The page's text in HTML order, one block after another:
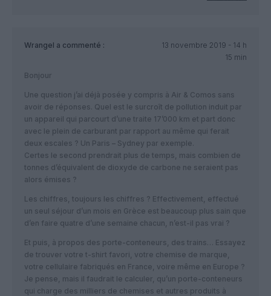
Wrangel a commenté :
13 novembre 2019 - 14 h
15 min
Bonjour
Une question j’ai déjà posée y compris à Air & Comos sans
avoir de réponses. Quel est le surcroît de pollution induit par
un appareil qui parcourt d’une traite 17’000 km et part donc
avec le plein de carburant par rapport au même qui ferait
deux escales ? Un Paris – Sydney par exemple.
Certes le second prendrait plus de temps, mais combien de
tonnes d’équivalent de dioxyde de carbone ne seraient pas
alors émises ?
Les chiffres, toujours les chiffres ? Effectivement, effectué
un seul séjour d’un mois en Grèce est beaucoup plus sain que
d’en faire quatre d’une semaine chacun, n’est-il pas vrai ?
Et puis, à propos des porte-conteneurs, des trains… Essayez
de trouver votre t-shirt favori, votre chemise de marque,
votre cellulaire fabriqués en France, voire même en Europe ?
Je pense, mais il faudrait le calculer, qu’un porte-conteneurs
qui charge des milliers de chemises et autres produits à